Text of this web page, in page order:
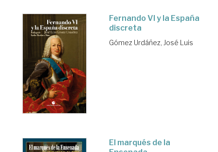
Fernando VI y la España
discreta
Gómez Urdáñez, José Luis
El marqués de la